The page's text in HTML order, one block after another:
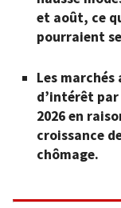
et août, ce
pourraient
Les
d’intérêt par
2026 en
croissance
chômage.